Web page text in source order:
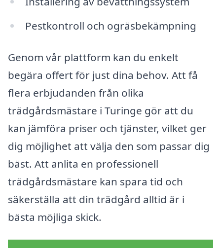
Pestkontroll och ogräsbekämpning
Genom vår plattform kan du enkelt
begära offert för just dina behov. Att få
flera erbjudanden från olika
trädgårdsmästare i Turinge gör att du
kan jämföra priser och tjänster, vilket ger
dig möjlighet att välja den som passar dig
bäst. Att anlita en professionell
trädgårdsmästare kan spara tid och
säkerställa att din trädgård alltid är i
bästa möjliga skick.